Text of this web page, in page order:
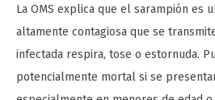
La OMS explica que el sarampión es
altamente contagiosa que se
infectada respira, tose o estornuda.
potencialmente mortal si se